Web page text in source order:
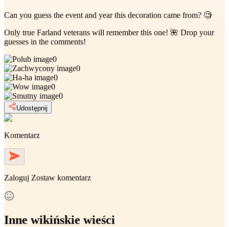
Can you guess the event and year this decoration came from? 🧐
Only true Farland veterans will remember this one! 🌺 Drop your
guesses in the comments!
0
0
0
0
0
Udostępnij
Komentarz
Zaloguj Zostaw komentarz
Inne wikińskie wieści